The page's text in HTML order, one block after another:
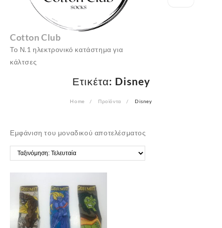
Cotton Club
Το Ν.1 ηλεκτρονικό κατάστημα για
κάλτσες
Ετικέτα: Disney
Home Προϊόντα Disney
Εμφάνιση του μοναδικού αποτελέσματος